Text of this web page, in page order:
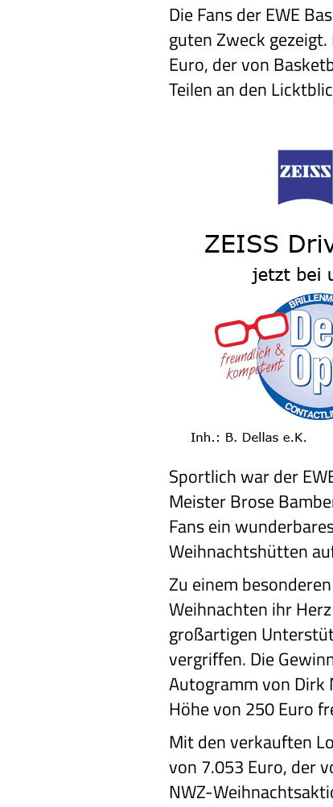
Die Fans der EWE
guten Zweck
Euro, der von
Teilen an den
Sportlich war der
Meister Brose
Fans ein
Weihnachtshütten
Zu einem
Weihnachten ihr
großartigen
vergriffen. Die
Autogramm von Dirk
Höhe von 250 Euro
Mit den verkauften
von 7.053 Euro, der
NWZ-